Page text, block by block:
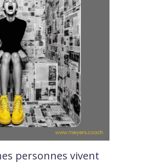
personnes vivent